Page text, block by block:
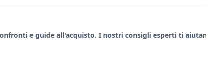
e guide all'acquisto. I nostri consigli esperti ti